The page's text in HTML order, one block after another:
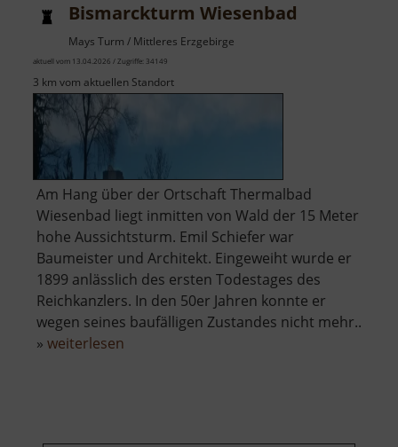
Bismarckturm Wiesenbad
Mays Turm / Mittleres Erzgebirge
aktuell vom 13.04.2026 / Zugriffe: 34149
3 km vom aktuellen Standort
Am Hang über der Ortschaft Thermalbad
Wiesenbad liegt inmitten von Wald der 15 Meter
hohe Aussichtsturm. Emil Schiefer war
Baumeister und Architekt. Eingeweiht wurde er
1899 anlässlich des ersten Todestages des
Reichkanzlers. In den 50er Jahren konnte er
wegen seines baufälligen Zustandes nicht mehr..
» weiterlesen